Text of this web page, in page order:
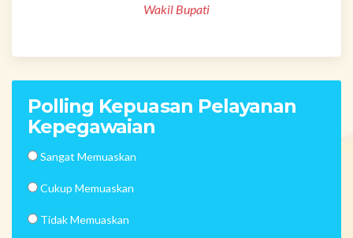
Wakil Bupati
Polling Kepuasan Pelayanan
Kepegawaian
Sangat Memuaskan
Cukup Memuaskan
Tidak Memuaskan